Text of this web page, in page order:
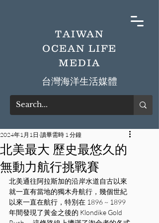
TAIWAN
OCEAN LIFE
MEDIA
​台灣海洋生活媒體
北美最大 歷史最悠久的
無動力航行挑戰賽
2024年1月1日 讀畢需時 1 分鐘
北美通往阿拉斯加的沿岸水道自古以來
就一直有當地的獨木舟航行，幾個世紀
以來一直在航行，特別在 1896 ~ 1899
年間發現了黃金之後的 Klondike Gold